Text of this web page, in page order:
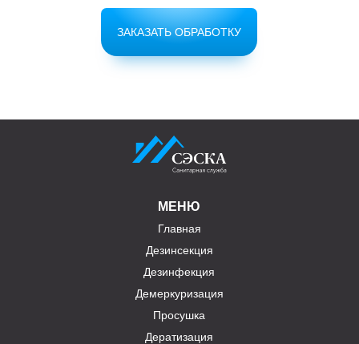
ЗАКАЗАТЬ ОБРАБОТКУ
МЕНЮ
Главная
Дезинсекция
Дезинфекция
Демеркуризация
Просушка
Дератизация